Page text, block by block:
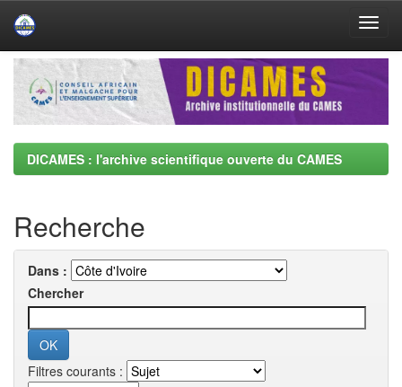
Skip
navigation
DICAMES : l'archive scientifique ouverte du CAMES
Recherche
Dans :
Chercher
Filtres courants :